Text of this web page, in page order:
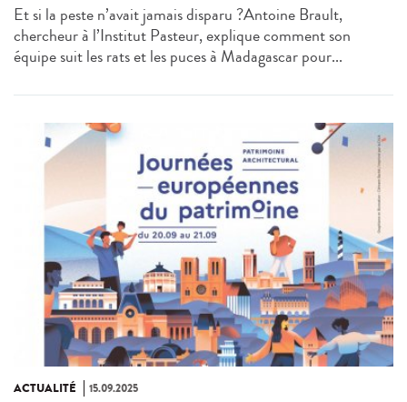
Et si la peste n’avait jamais disparu ?Antoine Brault,
chercheur à l’Institut Pasteur, explique comment son
équipe suit les rats et les puces à Madagascar pour...
ACTUALITÉ 15.09.2025